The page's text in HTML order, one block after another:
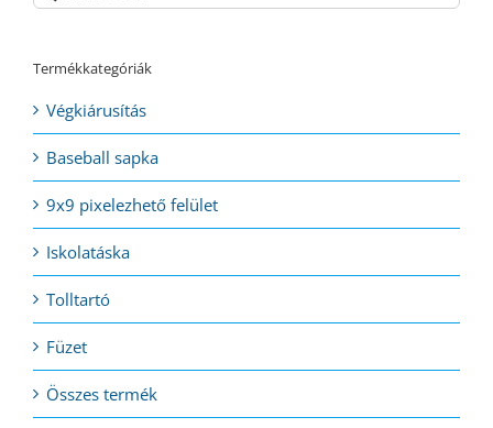
Termékkategóriák
Végkiárusítás
Baseball sapka
9x9 pixelezhető felület
Iskolatáska
Tolltartó
Füzet
Összes termék